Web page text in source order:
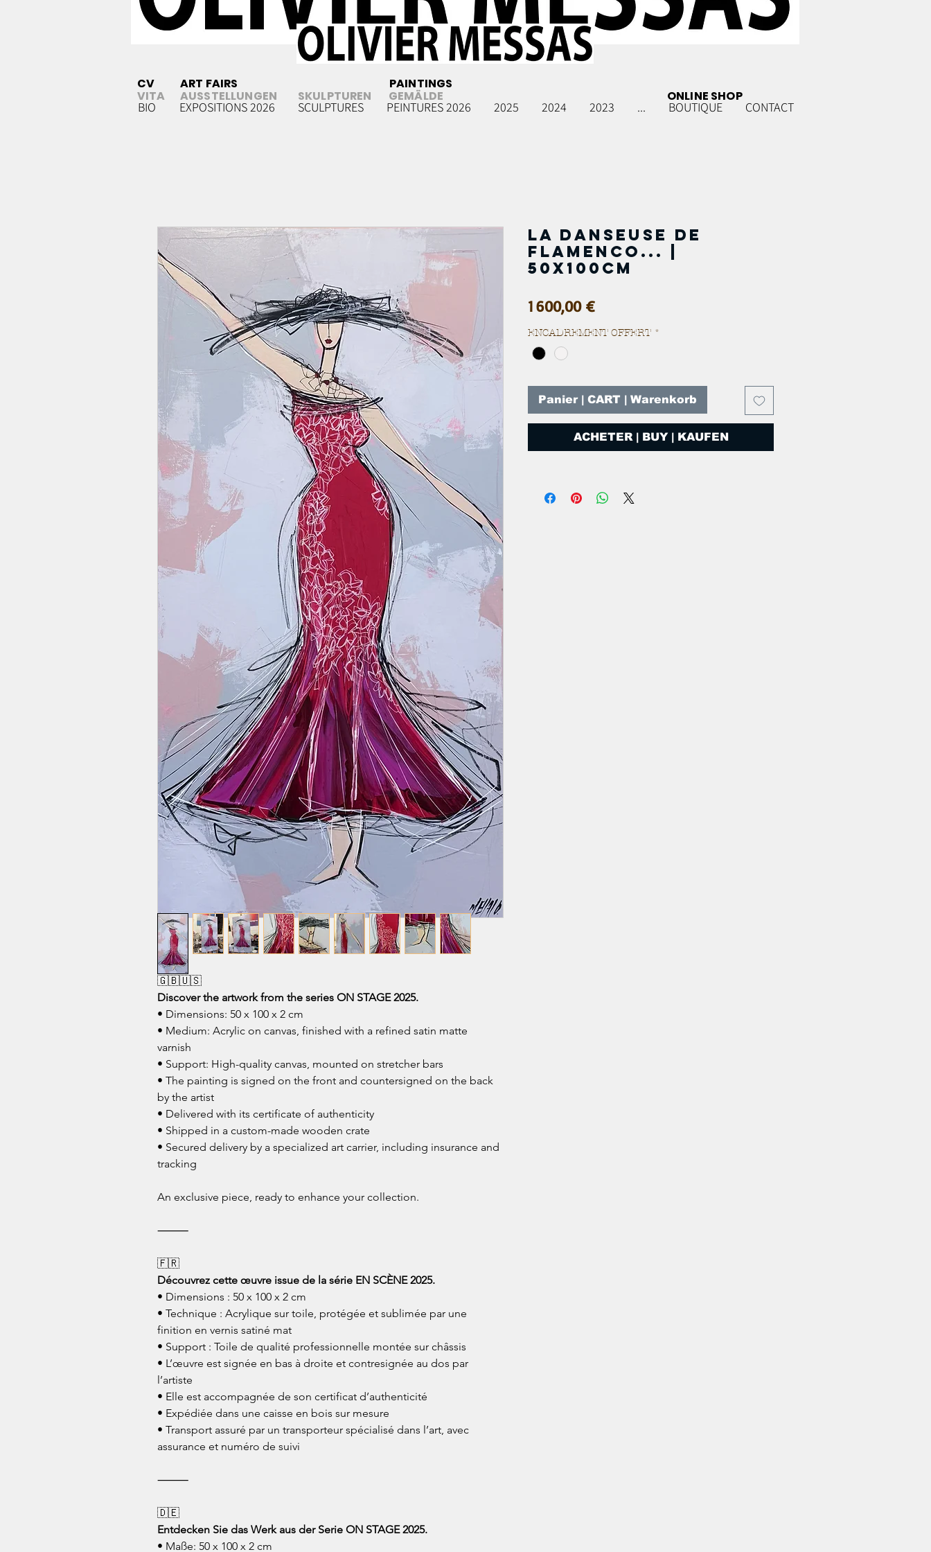
BIO EXPOSITIONS 2026 SCULPTURES PEINTURES 2026 2025 2024 2023 ... BOUTIQUE CONTACT
SKULPTUREN
ART FAIRS
AUSSTELLUNGEN
PAINTINGS
GEMÄLDE ONLINE SHOP
CV
VITA
🇬🇧🇺🇸
Discover the artwork from the series ON STAGE 2025.
• Dimensions: 50 x 100 x 2 cm
• Medium: Acrylic on canvas, finished with a refined satin matte
varnish
• Support: High-quality canvas, mounted on stretcher bars
• The painting is signed on the front and countersigned on the back
by the artist
• Delivered with its certificate of authenticity
• Shipped in a custom-made wooden crate
• Secured delivery by a specialized art carrier, including insurance and
tracking
An exclusive piece, ready to enhance your collection.
⸻
🇫🇷
Découvrez cette œuvre issue de la série EN SCÈNE 2025.
• Dimensions : 50 x 100 x 2 cm
• Technique : Acrylique sur toile, protégée et sublimée par une
finition en vernis satiné mat
• Support : Toile de qualité professionnelle montée sur châssis
• L’œuvre est signée en bas à droite et contresignée au dos par
l’artiste
• Elle est accompagnée de son certificat d’authenticité
• Expédiée dans une caisse en bois sur mesure
• Transport assuré par un transporteur spécialisé dans l’art, avec
assurance et numéro de suivi
⸻
🇩🇪
Entdecken Sie das Werk aus der Serie ON STAGE 2025.
• Maße: 50 x 100 x 2 cm
La danseuse de
Flamenco... |
50x100cm
1 600,00 €Prix
ENCADREMENT OFFERT *
Panier | CART | Warenkorb
ACHETER | BUY | KAUFEN